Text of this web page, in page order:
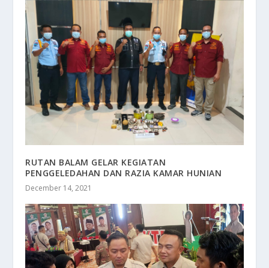
RUTAN BALAM GELAR KEGIATAN
PENGGELEDAHAN DAN RAZIA KAMAR HUNIAN
December 14, 2021